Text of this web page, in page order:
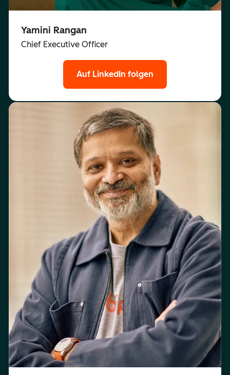
Yamini Rangan
Chief Executive Officer
Auf LinkedIn folgen